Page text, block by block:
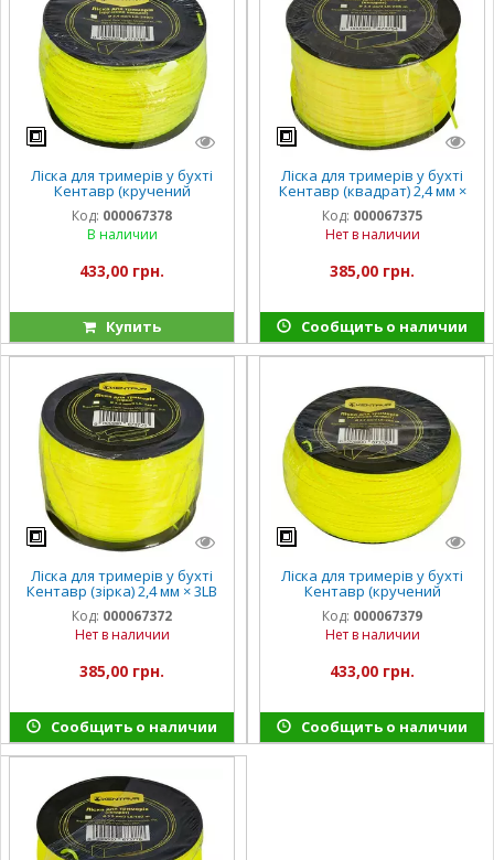
Ліска для тримерів у бухті
Кентавр (кручений
квадрат) 2,4 мм × 3LB (319 м)
Код: 000067378
В наличии
433,00 грн.
Купить
Ліска для тримерів у бухті
Кентавр (квадрат) 2,4 мм ×
3LB (235 м)
Код: 000067375
Нет в наличии
385,00 грн.
Сообщить о наличии
Ліска для тримерів у бухті
Кентавр (зiрка) 2,4 мм × 3LB
(349 м)
Код: 000067372
Нет в наличии
385,00 грн.
Сообщить о наличии
Ліска для тримерів у бухті
Кентавр (кручений
квадрат) 2,7 мм × 3LB (256 м)
Код: 000067379
Нет в наличии
433,00 грн.
Сообщить о наличии